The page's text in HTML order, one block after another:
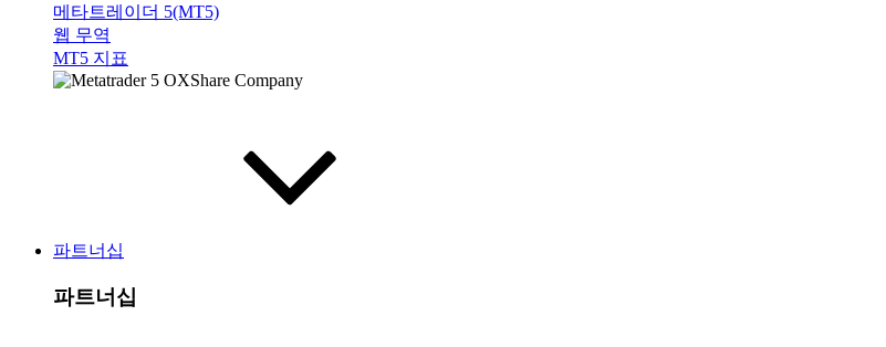
메타트레이더 5(MT5)
웹 무역
MT5 지표
파트너십
파트너십